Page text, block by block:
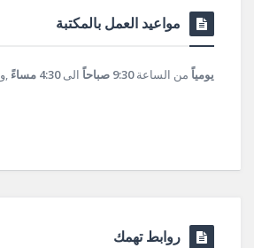
مواعيد العمل بالمكتبة
يومياً من الساعة9:30 صباحاً الى4:30 مساءً ,و
روابط تهمك